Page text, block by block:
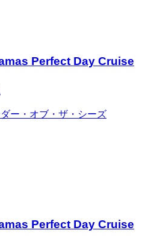
Perfect Day Cruise
ー・オブ・ザ・シーズ
Perfect Day Cruise